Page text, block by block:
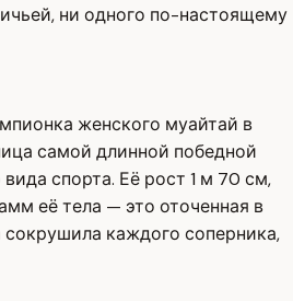
ни одного по-настоящему
женского муайтай в
самой длинной победной
спорта. Её рост 1 м 70 см,
её тела — это оточенная в
каждого соперника,